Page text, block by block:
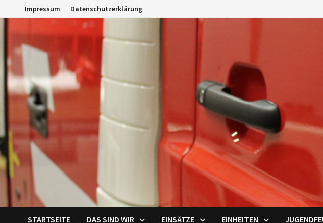
Inhalt
springen
Impressum Datenschutzerklärung
STARTSEITE DAS SIND WIR EINSÄTZE EINHEITEN